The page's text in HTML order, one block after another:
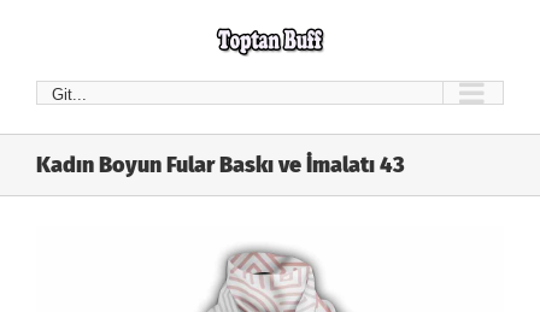
Git...
Kadın Boyun Fular Baskı ve İmalatı 43